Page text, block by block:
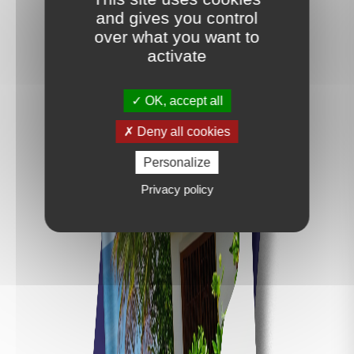
Diagnostic de performance énergétique
Calculez vos mensualités
447 € / mois**
107 280 €
Coût total du crédit : 32 280 €
and gives you control
over what you want to
activate
OK, accept all
Deny all cookies
Personalize
Privacy policy